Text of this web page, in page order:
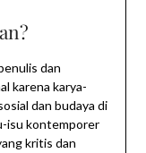
dan
karena karya-
dan budaya di
isu kontemporer
kritis dan